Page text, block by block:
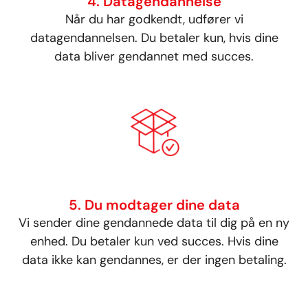
Når du har godkendt, udfører vi
datagendannelsen. Du betaler kun, hvis dine
data bliver gendannet med succes.
5. Du modtager dine data
Vi sender dine gendannede data til dig på en ny
enhed. Du betaler kun ved succes. Hvis dine
data ikke kan gendannes, er der ingen betaling.